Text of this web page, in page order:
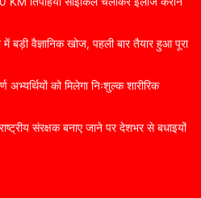
बड़ी वैज्ञानिक खोज, पहली बार तैयार हुआ पूरा
अभ्यर्थियों को मिलेगा निःशुल्क शारीरिक
संरक्षक बनाए जाने पर देशभर से बधाइयों